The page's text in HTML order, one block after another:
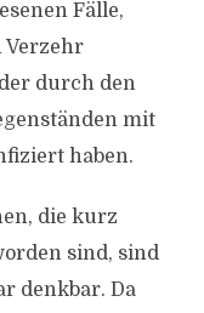
Fälle,
Verzehr
durch den
mit
haben.
die kurz
sind, sind
denkbar. Da